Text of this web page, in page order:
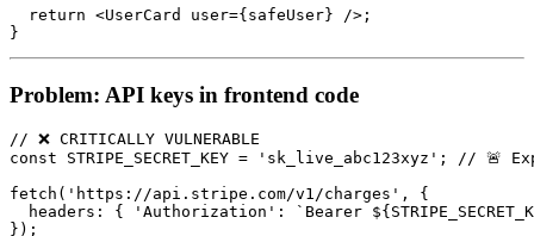
  return <UserCard user={safeUser} />;
Problem: API keys in frontend code
// ❌ CRITICALLY VULNERABLE
const STRIPE_SECRET_KEY = 'sk_live_abc123xyz'; // 🚨
fetch('https://api.stripe.com/v1/charges', {
headers: { 'Authorization': `Bearer